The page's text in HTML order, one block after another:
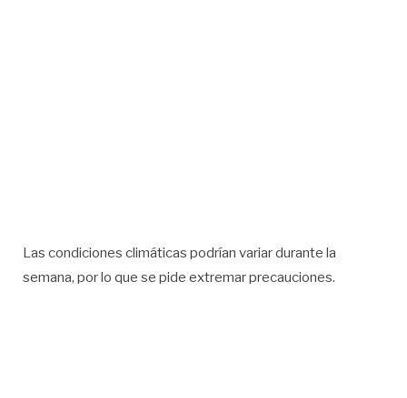
Las condiciones climáticas podrían variar durante la
semana, por lo que se pide extremar precauciones.